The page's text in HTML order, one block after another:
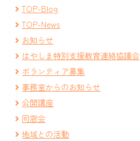
TOP-Blog
TOP-News
お知らせ
はやしま特別支援教育連絡協議会
ボランティア募集
事務室からのお知らせ
公開講座
同窓会
地域との活動